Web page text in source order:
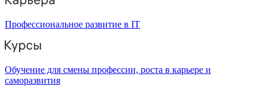
Профессиональное развитие в IT
Обучение для смены профессии, роста в карьере и
саморазвития